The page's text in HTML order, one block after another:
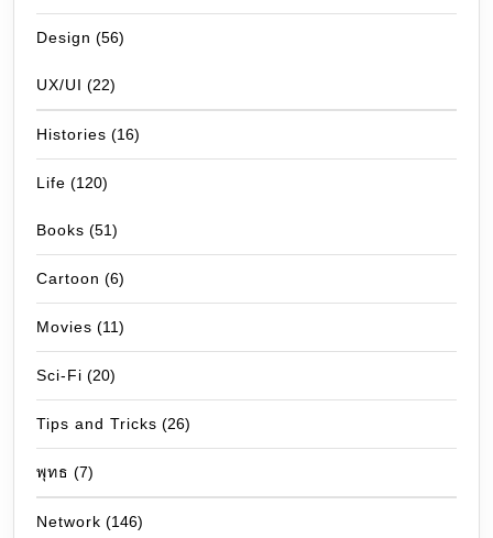
Design (56)
UX/UI (22)
Histories (16)
Life (120)
Books (51)
Cartoon (6)
Movies (11)
Sci-Fi (20)
Tips and Tricks (26)
พุทธ (7)
Network (146)